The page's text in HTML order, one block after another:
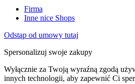
Firma
Inne nice Shops
Odstąp od umowy tutaj
Spersonalizuj swoje zakupy
Wyłącznie za Twoją wyraźną zgodą
innych technologii, aby zapewnić Ci